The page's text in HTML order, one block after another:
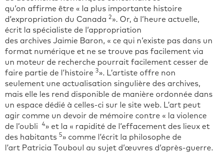
qu’on affirme être « la plus importante histoire
d’expropriation du Canada 2». Or, à l’heure actuelle,
écrit la spécialiste de l’appropriation
des archives Jaimie Baron, « ce qui n’existe pas dans un
format numérique et ne se trouve pas facilement via
un moteur de recherche pourrait facilement cesser de
faire partie de l’histoire 3». L’artiste offre non
seulement une actualisation singulière des archives,
mais elle les rend disponible de manière ordonnée dans
un espace dédié à celles-ci sur le site web. L’art peut
agir comme un devoir de mémoire contre « la violence
de l’oubli
4» et la « rapidité de l’effacement des lieux et
des habitants 5» comme l’écrit la philosophe de
l’art Patricia Touboul au sujet d’œuvres d’après-guerre.